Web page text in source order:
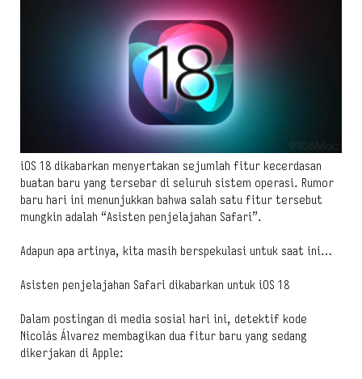
iOS 18 dikabarkan menyertakan sejumlah fitur kecerdasan
buatan baru yang tersebar di seluruh sistem operasi. Rumor
baru hari ini menunjukkan bahwa salah satu fitur tersebut
mungkin adalah “Asisten penjelajahan Safari”.
Adapun apa artinya, kita masih berspekulasi untuk saat ini…
Asisten penjelajahan Safari dikabarkan untuk iOS 18
Dalam postingan di media sosial hari ini, detektif kode
Nicolás Álvarez membagikan dua fitur baru yang sedang
dikerjakan di Apple: